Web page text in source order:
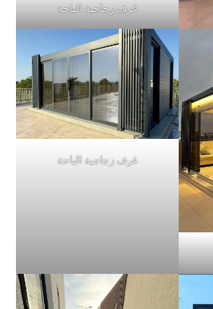
غرف زجاجية الباحة
غرف زجاجية الباحة